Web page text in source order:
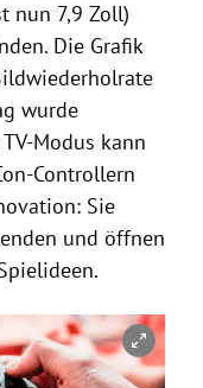
nun 7,9 Zoll)
Die Grafik
wurde
Modus kann
Controllern
Sie
und öffnen